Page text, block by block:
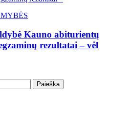
Kauno abiturientų
rezultatai – vėl